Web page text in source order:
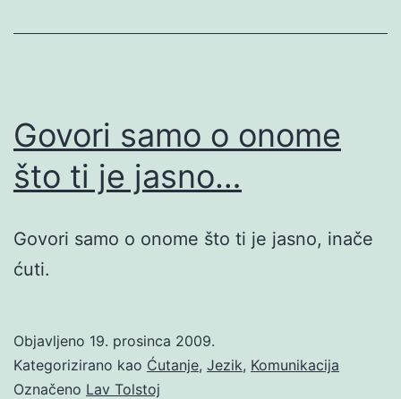
Govori samo o onome
što ti je jasno…
Govori samo o onome što ti je jasno, inače
ćuti.
Objavljeno 19. prosinca 2009.
Kategorizirano kao Ćutanje, Jezik, Komunikacija
Označeno Lav Tolstoj